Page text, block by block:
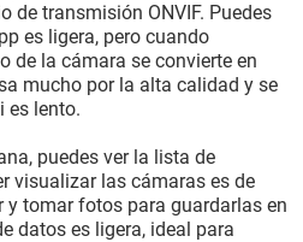
de transmisión ONVIF. Puedes
es ligera, pero cuando
de la cámara se convierte en
mucho por la alta calidad y se
es lento.
puedes ver la lista de
visualizar las cámaras es de
y tomar fotos para guardarlas en
datos es ligera, ideal para